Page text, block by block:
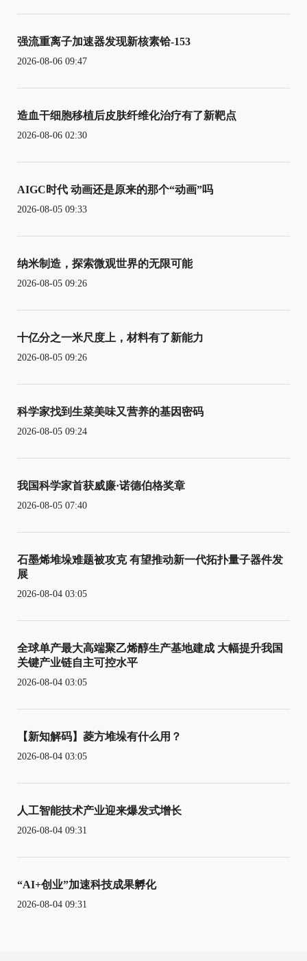
强流重离子加速器发现新核素铪-153
2026-08-06 09:47
造血干细胞移植后皮肤纤维化治疗有了新靶点
2026-08-06 02:30
AIGC时代 动画还是原来的那个“动画”吗
2026-08-05 09:33
纳米制造，探索微观世界的无限可能
2026-08-05 09:26
十亿分之一米尺度上，材料有了新能力
2026-08-05 09:26
科学家找到生菜美味又营养的基因密码
2026-08-05 09:24
我国科学家首获威廉·诺德伯格奖章
2026-08-05 07:40
石墨烯堆垛难题被攻克 有望推动新一代拓扑量子器件发
展
2026-08-04 03:05
全球单产最大高端聚乙烯醇生产基地建成 大幅提升我国
关键产业链自主可控水平
2026-08-04 03:05
【新知解码】菱方堆垛有什么用？
2026-08-04 03:05
人工智能技术产业迎来爆发式增长
2026-08-04 09:31
“AI+创业”加速科技成果孵化
2026-08-04 09:31